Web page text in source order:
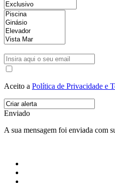
Aceito a Política de Privacidade e
Enviado
A sua mensagem foi enviada com